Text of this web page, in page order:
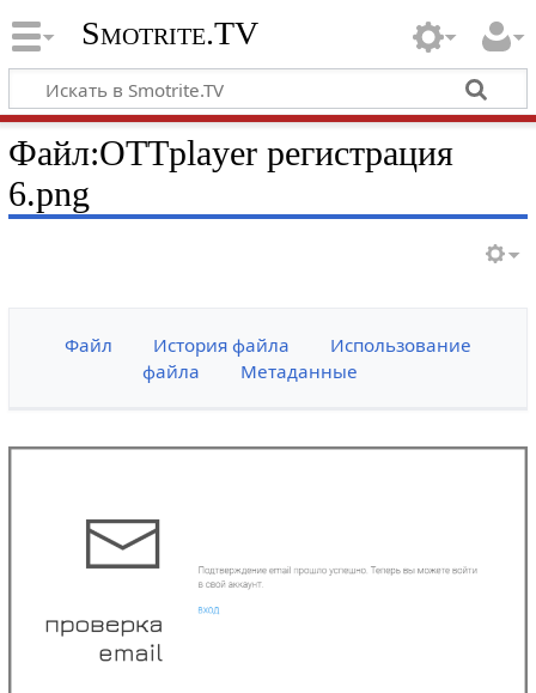
Smotrite.TV
Файл:OTTplayer регистрация
6.png
Файл История файла
Использование
файла
Метаданные